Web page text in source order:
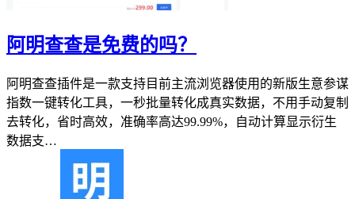
阿明查查是免费的吗？
阿明查查插件是一款支持目前主流浏览器使用的新版生意参谋
指数一键转化工具，一秒批量转化成真实数据，不用手动复制
去转化，省时高效，准确率高达99.99%，自动计算显示衍生
数据支…